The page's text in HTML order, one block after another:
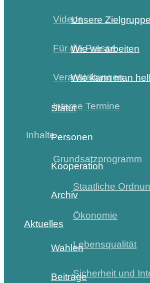
Videos
Für die Presse
Veranstaltungen
Interne Termine
Inhalte
Grundsatzprogramm
Staatliche
Ökonomie
Lebensqualität
Sicherheit und
Unsere Zielgruppe
Wie wir arbeiten
Wie kann man
Statut
Personen
Kooperation
Archiv
Aktuelles
Wahlen
Beiträge